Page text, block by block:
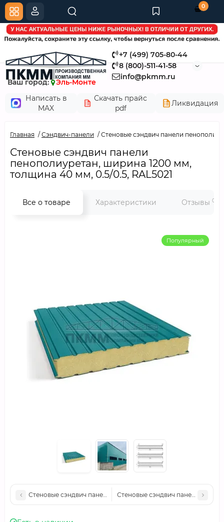
+7 (499) 705-80-44
8 (800)-511-41-58
info@pkmm.ru
Ваш город:
Эль-Монте
Написать в
MAX
Скачать прайс
pdf
Ликвидация
0
Главная Сэндвич-панели Стеновые сэндвич панели
Стеновые сэндвич панели
пенополиуретан, ширина 1200 мм,
толщина 40 мм, 0.5/0.5, RAL5021
Все о товаре Характеристики Отзывы 0
Популярный
Стеновые сэндвич панели пенополиуретан, ширина 1200 мм,
Стеновые сэндвич панели